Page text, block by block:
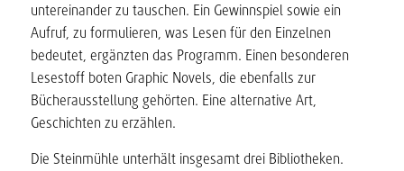
untereinander zu tauschen. Ein Gewinnspiel sowie ein
Aufruf, zu formulieren, was Lesen für den Einzelnen
bedeutet, ergänzten das Programm. Einen besonderen
Lesestoff boten Graphic Novels, die ebenfalls zur
Bücherausstellung gehörten. Eine alternative Art,
Geschichten zu erzählen.
Die Steinmühle unterhält insgesamt drei Bibliotheken.